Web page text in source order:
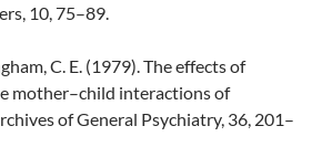
10, 75–89.
C. E. (1979). The effects of
mother–child interactions of
of General Psychiatry, 36, 201–